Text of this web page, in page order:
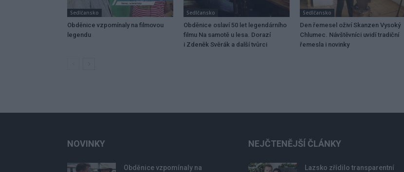
Sedlčansko
Obděnice vzpomínaly na filmovou
legendu
Sedlčansko
Obděnice oslaví 50 let legendárního
filmu Na samotě u lesa. Dorazí
i Zdeněk Svěrák a další tvůrci
Sedlčansko
Den řemesel oživí Skanzen Vysoký
Chlumec. Návštěvníci uvidí tradiční
řemesla i novinky
NOVINKY
Obděnice vzpomínaly na
NEJČTENĚJŠÍ ČLÁNKY
Lazsko zřídilo transparentní